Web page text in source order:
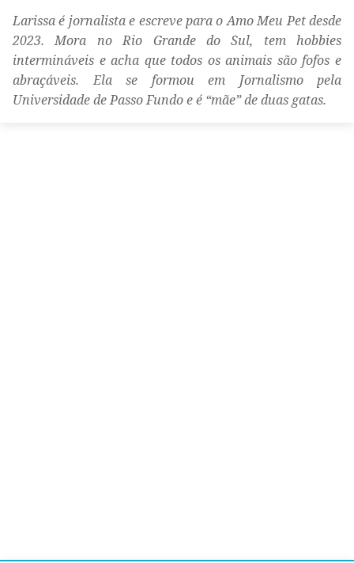
Larissa é jornalista e escreve para o Amo Meu Pet desde
2023. Mora no Rio Grande do Sul, tem hobbies
intermináveis e acha que todos os animais são fofos e
abraçáveis. Ela se formou em Jornalismo pela
Universidade de Passo Fundo e é “mãe” de duas gatas.